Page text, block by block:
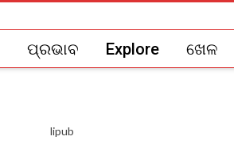
ପ୍ରଭାବ Explore ଖେଳ